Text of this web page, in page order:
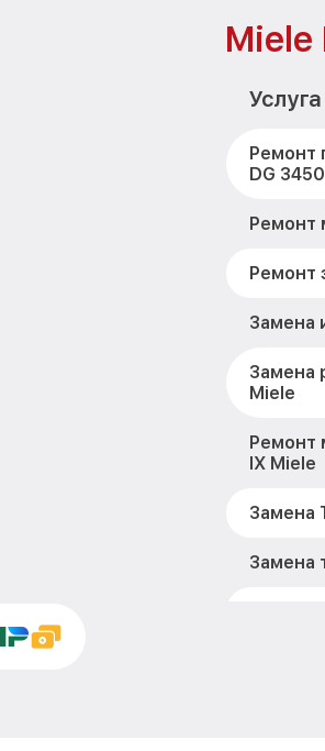
Miele
Услуга
Ремонт
DG
Ремонт
Ремонт
Замена
Замена
Miele
Ремонт
IX Miele
Замена
Замена